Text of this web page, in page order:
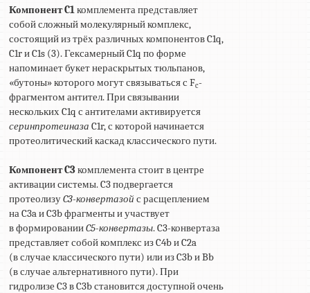
Компонент C1комплемента представляет
собой сложный молекулярный комплекс,
состоящий из трёх различных компонентов C1q,
C1r и C1s (3). Гексамерный C1q по форме
напоминает букет нераскрытых тюльпанов,
«бутоны» которого могут связываться с Fc-
фрагментом антител. При связывании
нескольких C1q с антителами активируется
серинпротеиназа C1r, с которой начинается
протеолитический каскад классического пути.
Компонент C3комплемента стоит в центре
активации системы. C3 подвергается
протеолизуC3-конвертазой с расщеплением
на C3a и C3b фрагменты и участвует
в формированииC5-конвертазы. C3-конвертаза
представляет собой комплекс из C4b и C2a
(в случае классического пути) или из C3b и Bb
(в случае альтернативного пути). При
гидролизе C3 в C3b становится доступной очень